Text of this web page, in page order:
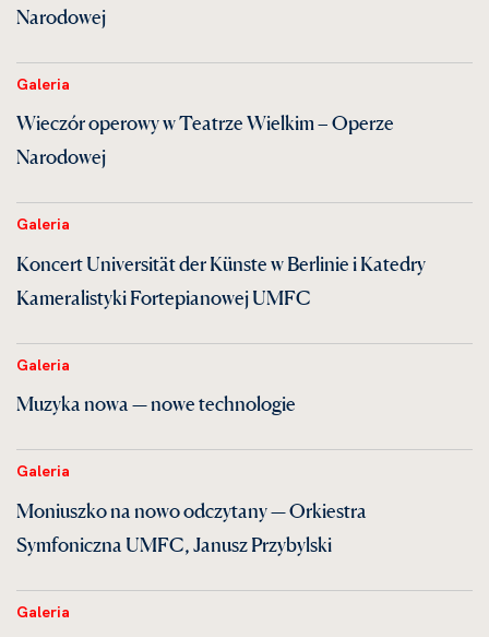
Narodowej
Galeria
Wieczór operowy w Teatrze Wielkim – Operze
Narodowej
Galeria
Koncert Universität der Künste w Berlinie i Katedry
Kameralistyki Fortepianowej UMFC
Galeria
Muzyka nowa — nowe technologie
Galeria
Moniuszko na nowo odczytany — Orkiestra
Symfoniczna UMFC, Janusz Przybylski
Galeria